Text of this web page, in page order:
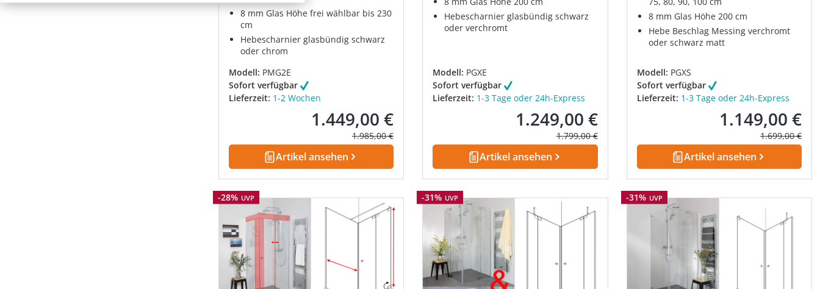
8 mm Glas Höhe frei wählbar bis 230
cm
Hebescharnier glasbündig schwarz
oder chrom
Modell: PMG2E
Sofort verfügbar
Lieferzeit: 1-2 Wochen
Verkaufspreis:
1.449,00 €
Regulärer Preis:
1.985,00 €
Artikel ansehen
Hebescharnier glasbündig schwarz
oder verchromt
Modell: PGXE
Sofort verfügbar
Lieferzeit: 1-3 Tage oder 24h-Express
Verkaufspreis:
1.249,00 €
Regulärer Preis:
1.799,00 €
Artikel ansehen
8 mm Glas Höhe 200 cm
Hebe Beschlag Messing verchromt
oder schwarz matt
Modell: PGXS
Sofort verfügbar
Lieferzeit: 1-3 Tage oder 24h-Express
Verkaufspreis:
1.149,00 €
Regulärer
1.699,00 €
Artikel ansehen
Rabatt
-28% UVP Rabatt
-31% UVP Rabatt
-31% UVP